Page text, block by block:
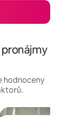
hodnoceny